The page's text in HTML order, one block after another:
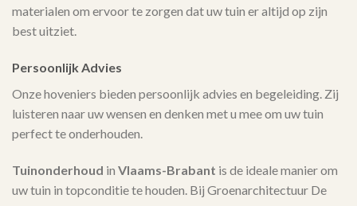
materialen om ervoor te zorgen dat uw tuin er altijd op zijn
best uitziet.
Persoonlijk Advies
Onze hoveniers bieden persoonlijk advies en begeleiding. Zij
luisteren naar uw wensen en denken met u mee om uw tuin
perfect te onderhouden.
Tuinonderhoud in Vlaams-Brabant is de ideale manier om
uw tuin in topconditie te houden. Bij Groenarchitectuur De